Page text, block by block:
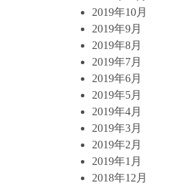
2019年10月
2019年9月
2019年8月
2019年7月
2019年6月
2019年5月
2019年4月
2019年3月
2019年2月
2019年1月
2018年12月